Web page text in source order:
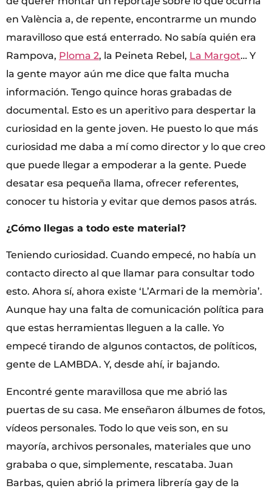
en València a, de repente, encontrarme un mundo
maravilloso que está enterrado. No sabía quién era
Rampova, Ploma 2, la Peineta Rebel, La Margot… Y
la gente mayor aún me dice que falta mucha
información. Tengo quince horas grabadas de
documental. Esto es un aperitivo para despertar la
curiosidad en la gente joven. He puesto lo que más
curiosidad me daba a mí como director y lo que creo
que puede llegar a empoderar a la gente. Puede
desatar esa pequeña llama, ofrecer referentes,
conocer tu historia y evitar que demos pasos atrás.
¿Cómo llegas a todo este material?
Teniendo curiosidad. Cuando empecé, no había un
contacto directo al que llamar para consultar todo
esto. Ahora sí, ahora existe ‘L’Armari de la memòria’.
Aunque hay una falta de comunicación política para
que estas herramientas lleguen a la calle. Yo
empecé tirando de algunos contactos, de políticos,
gente de LAMBDA. Y, desde ahí, ir bajando.
Encontré gente maravillosa que me abrió las
puertas de su casa. Me enseñaron álbumes de fotos,
vídeos personales. Todo lo que veis son, en su
mayoría, archivos personales, materiales que uno
grababa o que, simplemente, rescataba. Juan
Barbas, quien abrió la primera librería gay de la